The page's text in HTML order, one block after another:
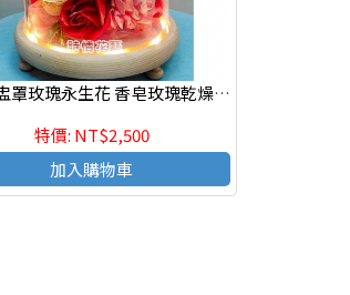
P047 盅罩玫瑰永生花 香皂玫瑰乾燥永生花束 情人節花束
特價: NT$2,500
加入購物車